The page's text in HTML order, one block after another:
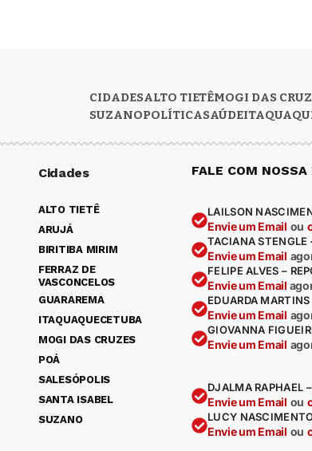
CIDADESALTO TIETÊMOGI DAS
SUZANOPOLÍTICASAÚDE
Cidades
ALTO TIETÊ
ARUJÁ
BIRITIBA MIRIM
FERRAZ DE
VASCONCELOS
GUARAREMA
ITAQUAQUECETUBA
MOGI DAS CRUZES
POÁ
SALESÓPOLIS
SANTA ISABEL
SUZANO
FALE COM NOSSA
LAILSON
Envie um Email ou
TACIANA STENGLE
Envie um Email
FELIPE ALVES –
Envie um Email
EDUARDA MARTINS
Envie um Email
GIOVANNA
Envie um Email
DJALMA RAPHAEL
Envie um Email ou
LUCY
Envie um Email ou